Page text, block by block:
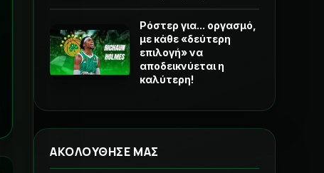
Ρόστερ για... οργασμό,
με κάθε «δεύτερη
επιλογή» να
αποδεικνύεται η
καλύτερη!
ΑΚΟΛΟΥΘΗΣΕ ΜΑΣ